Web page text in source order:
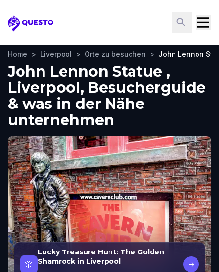
Questo
Home > Liverpool > Orte zu besuchen > John Lennon
John Lennon Statue ,
Liverpool, Besucherguide
& was in der Nähe
unternehmen
🎲
Lucky Treasure Hunt: The Golden
Shamrock in Liverpool
→